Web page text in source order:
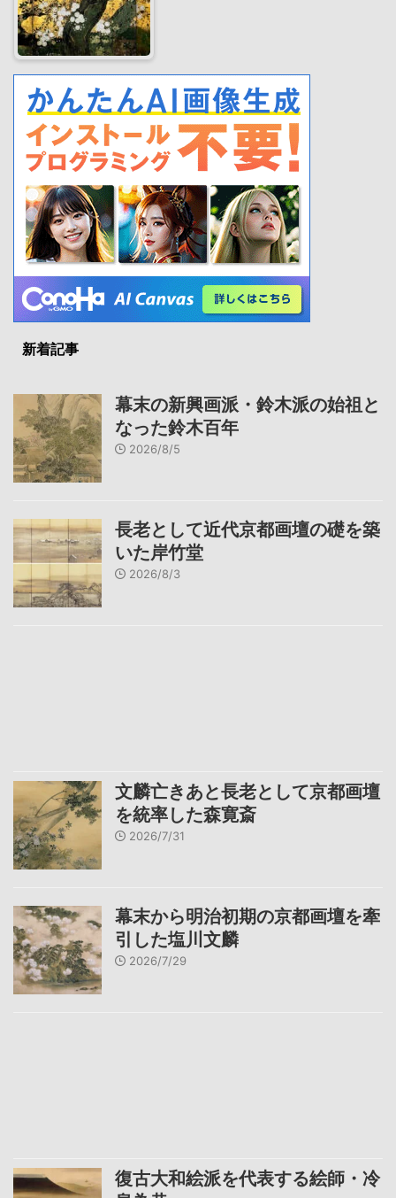
新着記事
幕末の新興画派・鈴木派の始祖と
なった鈴木百年
2026/8/5
長老として近代京都画壇の礎を築
いた岸竹堂
2026/8/3
文麟亡きあと長老として京都画壇
を統率した森寛斎
2026/7/31
幕末から明治初期の京都画壇を牽
引した塩川文麟
2026/7/29
復古大和絵派を代表する絵師・冷